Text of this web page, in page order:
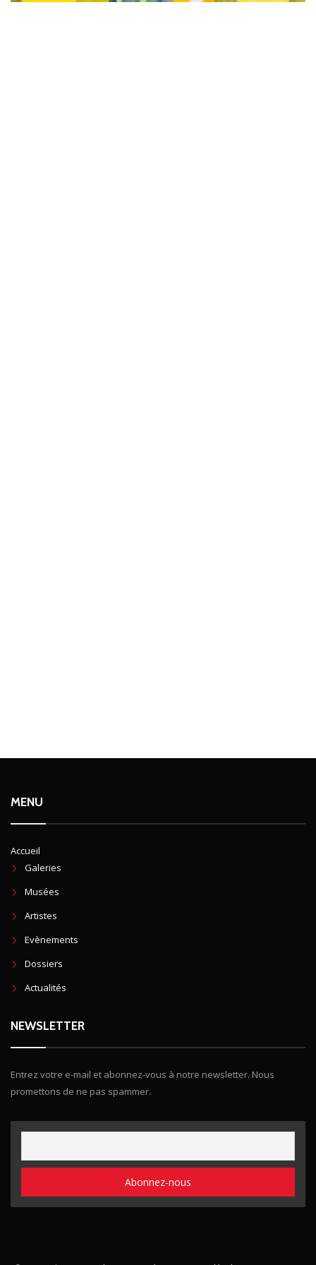
MENU
Accueil
Galeries
Musées
Artistes
Evènements
Dossiers
Actualités
NEWSLETTER
Entrez votre e-mail et abonnez-vous à notre newsletter. Nous
promettons de ne pas spammer.